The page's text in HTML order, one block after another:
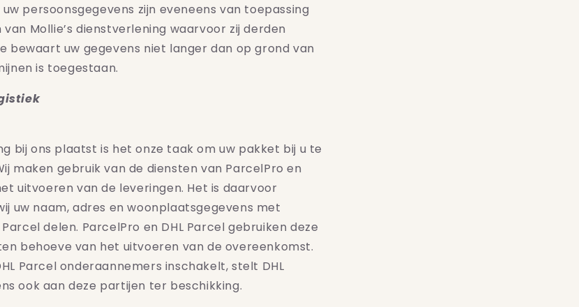
persoonsgegevens zijn eveneens van toepassing
Mollie’s dienstverlening waarvoor zij derden
bewaart uw gegevens niet langer dan op grond van
is toegestaan.
bij ons plaatst is het onze taak om uw pakket bij u te
maken gebruik van de diensten van ParcelPro en
uitvoeren van de leveringen. Het is daarvoor
uw naam, adres en woonplaatsgegevens met
delen. ParcelPro en DHL Parcel gebruiken deze
behoeve van het uitvoeren van de overeenkomst.
Parcel onderaannemers inschakelt, stelt DHL
ook aan deze partijen ter beschikking.